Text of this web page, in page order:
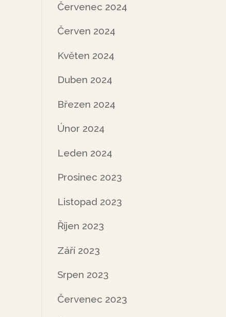
Červenec 2024
Červen 2024
Květen 2024
Duben 2024
Březen 2024
Únor 2024
Leden 2024
Prosinec 2023
Listopad 2023
Říjen 2023
Září 2023
Srpen 2023
Červenec 2023